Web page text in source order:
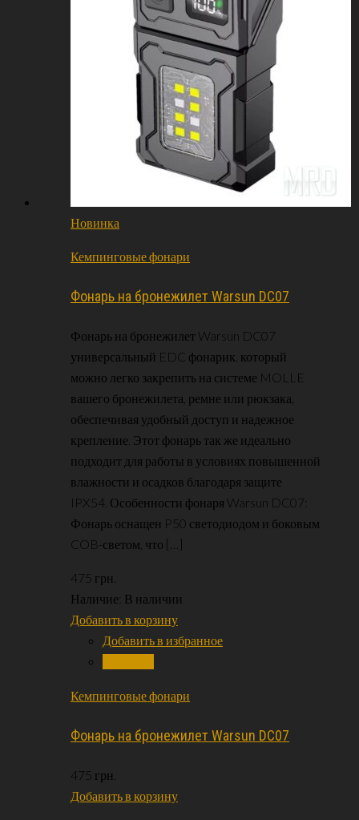
Новинка
Кемпинговые фонари
Фонарь на бронежилет Warsun DC07
Фонарь на бронежилет Warsun DC07
универсальный EDC фонарик, который
можно легко закрепить на системе MOLLE
вашего бронежилета, ремне или рюкзака,
обеспечивая удобный доступ и надежное
крепление. Этот фонарь так же идеально
подходит для работы в условиях повышенной
влажности и осадков благодаря защите
IPX54. Особенности фонаря Warsun DC07:
Фонарь оснащен P50 светодиодом и боковым
COB-светом, что […]
475 грн.
Наличие: В наличии
Добавить в корзину
Добавить в избранное
Кемпинговые фонари
Фонарь на бронежилет Warsun DC07
475 грн.
Добавить в корзину